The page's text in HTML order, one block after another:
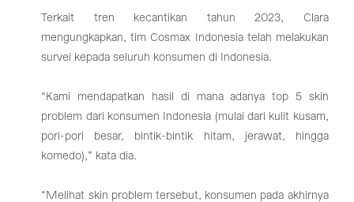
Terkait tren kecantikan tahun 2023, Clara
mengungkapkan, tim Cosmax Indonesia telah melakukan
survei kepada seluruh konsumen di Indonesia.
“Kami mendapatkan hasil di mana adanya top 5 skin
problem dari konsumen Indonesia (mulai dari kulit kusam,
pori-pori besar, bintik-bintik hitam, jerawat, hingga
komedo),” kata dia.
“Melihat skin problem tersebut, konsumen pada akhirnya